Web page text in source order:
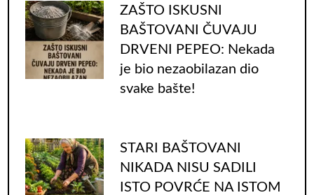
ZAŠTO ISKUSNI
BAŠTOVANI ČUVAJU
DRVENI PEPEO: Nekada
je bio nezaobilazan dio
svake bašte!
STARI BAŠTOVANI
NIKADA NISU SADILI
ISTO POVRĆE NA ISTOM